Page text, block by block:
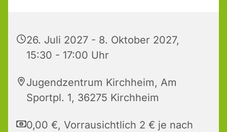
26. Juli 2027 - 8. Oktober 2027,
15:30 - 17:00 Uhr
Jugendzentrum Kirchheim, Am
Sportpl. 1, 36275 Kirchheim
0,00 €, Vorrausichtlich 2 € je nach